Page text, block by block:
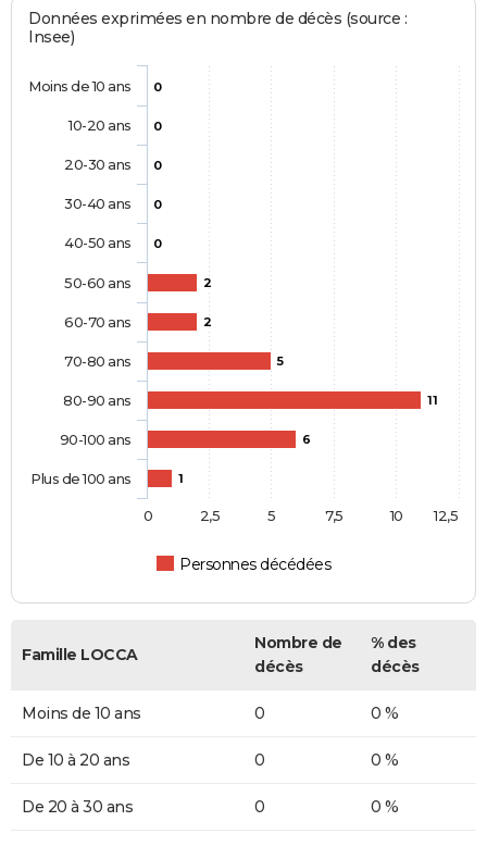
Données exprimées en nombre de décès (source :
Insee)
0
0
0
0
0
2
2
5
11
6
1
Personnes décédées
Moins de 10 ans
10-20 ans
20-30 ans
30-40 ans
40-50 ans
50-60 ans
60-70 ans
70-80 ans
80-90 ans
90-100 ans
Plus de 100 ans
0 10
2,5 5 7,5 12,5
Famille LOCCA
Nombre de
décès
% des
décès
Moins de 10 ans 0 0 %
De 10 à 20 ans 0 0 %
De 20 à 30 ans 0 0 %